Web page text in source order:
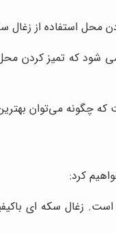
استفاده از زغال
شود که تمیز کردن
چگونه می‌توان
کرد:
زغال سکه ای